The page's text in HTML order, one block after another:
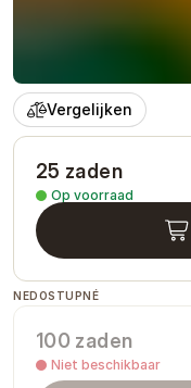
Vergelijken
25 zaden
Op voorraad
NEDOSTUPNÉ
100 zaden
Niet beschikbaar